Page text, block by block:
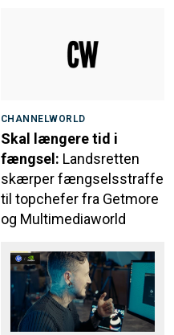
CHANNELWORLD
Skal længere tid i
fængsel: Landsretten
skærper fængselsstraffe
til topchefer fra Getmore
og Multimediaworld